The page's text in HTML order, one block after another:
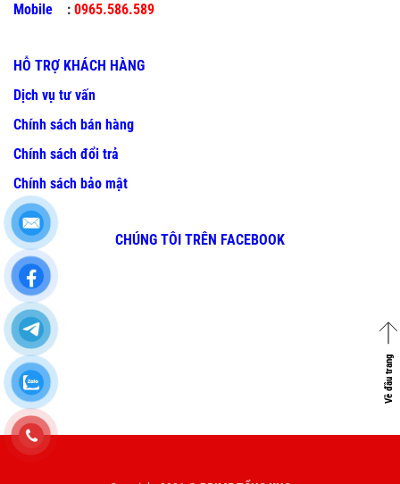
Mobile : 0965.586.589
HỖ TRỢ KHÁCH HÀNG
Dịch vụ tư vấn
Chính sách bán hàng
Chính sách đổi trả
Chính sách bảo mật
CHÚNG TÔI TRÊN FACEBOOK
Về đầu trang